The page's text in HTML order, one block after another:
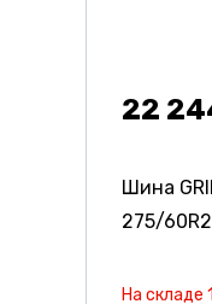
22
Шина
275/
На складе